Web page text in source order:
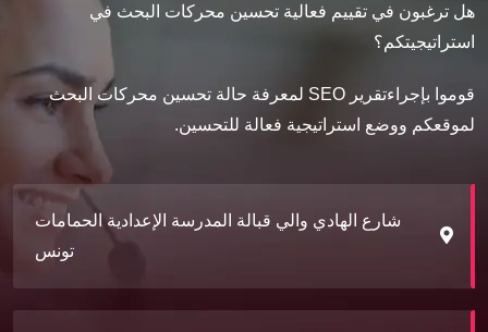
هل ترغبون في تقييم فعالية تحسين محركات البحث في
استراتيجيتكم؟
قوموا بإجراءتقرير SEO لمعرفة حالة تحسين محركات البحث
لموقعكم ووضع استراتيجية فعالة للتحسين.
شارع الهادي والي قبالة المدرسة الإعدادية الحمامات
تونس